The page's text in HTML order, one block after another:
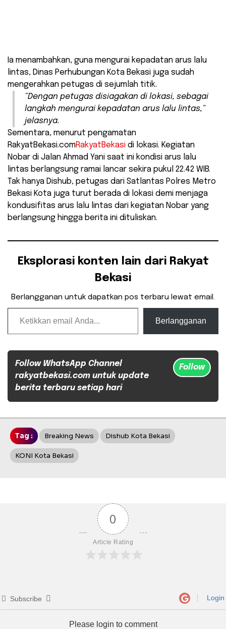
Ia menambahkan, guna mengurai kepadatan arus lalu
lintas, Dinas Perhubungan Kota Bekasi juga sudah
mengerahkan petugas di sejumlah titik.
“Dengan petugas disiagakan di lokasi, sebagai
langkah mengurai kepadatan arus lalu lintas,”
jelasnya.
Sementara, menurut pengamatan
RakyatBekasi.comRakyatBekasi di lokasi. Kegiatan
Nobar di Jalan Ahmad Yani saat ini kondisi arus lalu
lintas berlangsung ramai lancar sekira pukul 22.42 WIB.
Tak hanya Dishub, petugas dari Satlantas Polres Metro
Bekasi Kota juga turut berada di lokasi demi menjaga
kondusifitas arus lalu lintas dari kegiatan Nobar yang
berlangsung hingga berita ini dituliskan.
Eksplorasi konten lain dari Rakyat
Bekasi
Berlangganan untuk dapatkan pos terbaru lewat email.
Ketikkan email Anda...
Berlangganan
Follow WhatsApp Channel
rakyatbekasi.com untuk update
berita terbaru setiap hari
Follow
Tag : Breaking News Dishub Kota Bekasi
KONI Kota Bekasi
0
Article Rating
Subscribe Login
Please login to comment